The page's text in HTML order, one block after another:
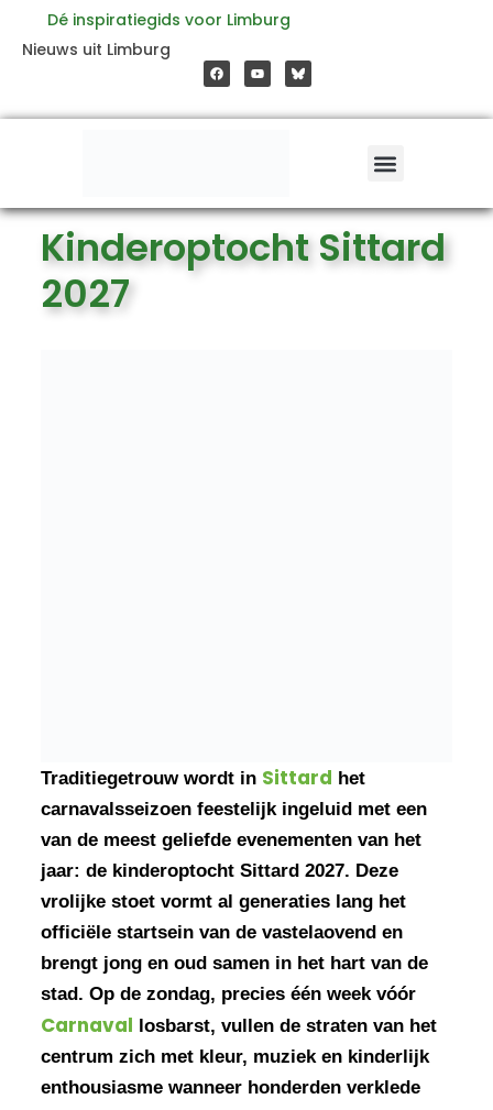
inhoud
Dé inspiratiegids voor Limburg
Nieuws uit Limburg
a
c
e
o
o
o
u
t
b
e
Kinderoptocht Sittard
2027
Traditiegetrouw wordt in Sittard het
carnavalsseizoen feestelijk ingeluid met een
van de meest geliefde evenementen van het
jaar: de kinderoptocht Sittard 2027. Deze
vrolijke stoet vormt al generaties lang het
officiële startsein van de vastelaovend en
brengt jong en oud samen in het hart van de
stad. Op de zondag, precies één week vóór
Carnaval losbarst, vullen de straten van het
centrum zich met kleur, muziek en kinderlijk
enthousiasme wanneer honderden verklede